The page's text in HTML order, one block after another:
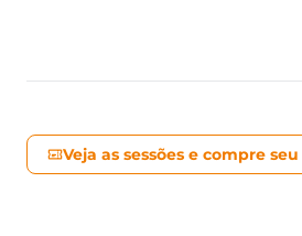
Veja as sessões e compre